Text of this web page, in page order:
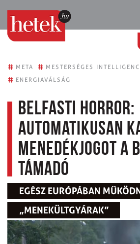
# META # MESTERSÉGES
# ENERGIAVÁLSÁG
Belfasti horror:
automatikusan
menedékjogot a
támadó
EGÉSZ EURÓPÁBAN
„MENEKÜLTGYÁRAK”